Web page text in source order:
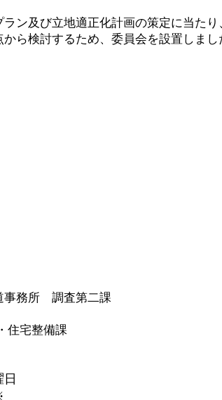
ン及び立地適正化計画の策定に当たり
ら検討するため、委員会を設置しまし
事務所 調査第二課
住宅整備課